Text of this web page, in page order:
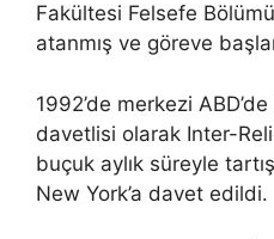
Fakültesi Felsefe
atanmış ve göreve
1992’de merkezi
davetlisi olarak Inter-
buçuk aylık süreyle
New York’a davet edildi.